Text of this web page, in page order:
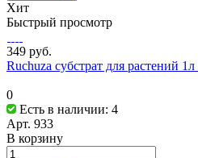
Хит
Быстрый просмотр
349 руб.
Ruchuza субстрат для растений
0
Есть в наличии: 4
Арт. 933
В корзину